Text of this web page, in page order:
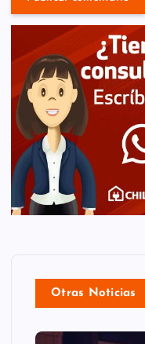
Otras Noticias